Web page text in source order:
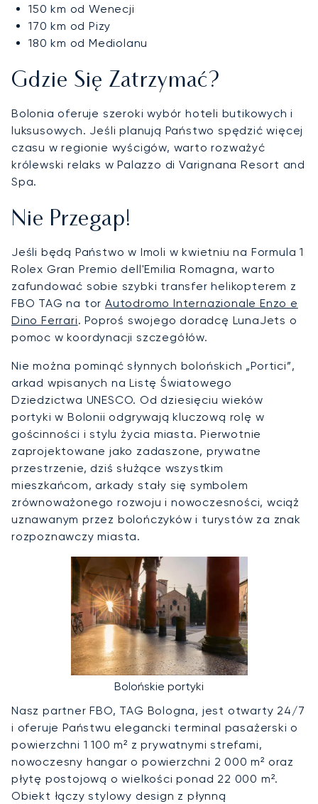
150 km od Wenecji
170 km od Pizy
180 km od Mediolanu
Gdzie Się Zatrzymać?
Bolonia oferuje szeroki wybór hoteli butikowych i
luksusowych. Jeśli planują Państwo spędzić więcej
czasu w regionie wyścigów, warto rozważyć
królewski relaks w Palazzo di Varignana Resort and
Spa.
Nie Przegap!
Jeśli będą Państwo w Imoli w kwietniu na Formula 1
Rolex Gran Premio dell'Emilia Romagna, warto
zafundować sobie szybki transfer helikopterem z
FBO TAG na torAutodromo Internazionale Enzo e
Dino Ferrari. Poproś swojego doradcę LunaJets o
pomoc w koordynacji szczegółów.
Nie można pominąć słynnych bolońskich „Portici”,
arkad wpisanych na Listę Światowego
Dziedzictwa UNESCO. Od dziesięciu wieków
portyki w Bolonii odgrywają kluczową rolę w
gościnności i stylu życia miasta. Pierwotnie
zaprojektowane jako zadaszone, prywatne
przestrzenie, dziś służące wszystkim
mieszkańcom, arkady stały się symbolem
zrównoważonego rozwoju i nowoczesności, wciąż
uznawanym przez bolończyków i turystów za znak
rozpoznawczy miasta.
Bolońskie portyki
Nasz partner FBO, TAG Bologna, jest otwarty 24/7
i oferuje Państwu elegancki terminal pasażerski o
powierzchni 1 100 m² z prywatnymi strefami,
nowoczesny hangar o powierzchni 2 000 m² oraz
płytę postojową o wielkości ponad 22 000 m².
Obiekt łączy stylowy design z płynną